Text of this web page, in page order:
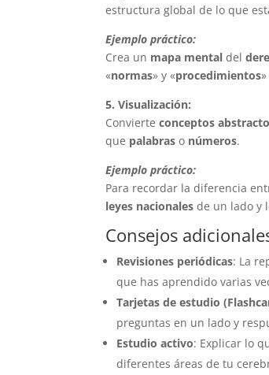
estructura global de lo que
Ejemplo práctico:
Crea un mapa mental del
«normas» y «procedimientos
5. Visualización:
Convierteconceptos
que palabras o números.
Ejemplo práctico:
Para recordar la diferencia
leyes nacionales de un lado y
Consejos
Revisiones periódicas: La
que has aprendido varias
Tarjetas de estudio
preguntas en un lado y
Estudio activo: Explicar lo
diferentes áreas de tu